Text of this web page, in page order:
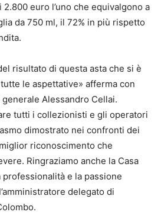
euro l’uno che equivalgono a
da 750 ml, il 72% in più rispetto
risultato di questa asta che si è
le aspettative» afferma con
Alessandro Cellai.
tutti i collezionisti e gli operatori
dimostrato nei confronti dei
riconoscimento che
Ringraziamo anche la Casa
professionalità e la passione
delegato di